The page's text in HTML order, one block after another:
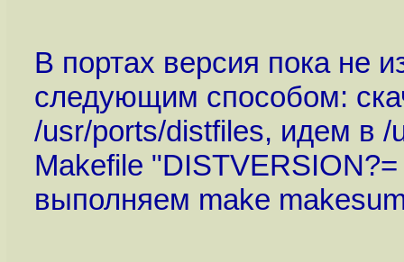
В портах версия пока не
следующим способом:
/usr/ports/distfiles, идем в
Makefile
выполняем make